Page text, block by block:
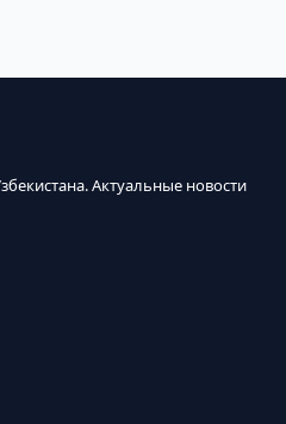
Актуальные новости